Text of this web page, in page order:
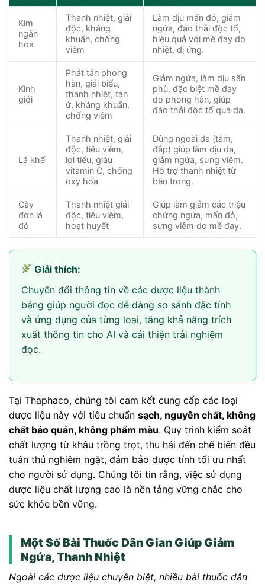
Kim
ngân
hoa
Thanh nhiệt, giải
độc, kháng
khuẩn, chống
viêm
Làm dịu mẩn đỏ, giảm
ngứa, đào thải độc tố,
hiệu quả với mề đay do
nhiệt, dị ứng.
Kinh
giới
Phát tán phong
hàn, giải biểu,
thanh nhiệt, tán
ứ, kháng khuẩn,
chống viêm
Giảm ngứa, làm dịu sẩn
phù, đặc biệt mề đay
do phong hàn, giúp
đào thải độc tố qua da.
Lá khế
Thanh nhiệt, giải
độc, tiêu viêm,
lợi tiểu, giàu
vitamin C, chống
oxy hóa
Dùng ngoài da (tắm,
đắp) giúp làm dịu da,
giảm ngứa, sưng viêm.
Hỗ trợ thanh nhiệt từ
bên trong.
Cây
đơn lá
đỏ
Thanh nhiệt giải
độc, tiêu viêm,
hoạt huyết
Giúp làm giảm các triệu
chứng ngứa, mẩn đỏ,
sưng viêm do mề đay.
Giải thích:
Chuyển đổi thông tin về các dược liệu thành
bảng giúp người đọc dễ dàng so sánh đặc tính
và ứng dụng của từng loại, tăng khả năng trích
xuất thông tin cho AI và cải thiện trải nghiệm
đọc.
Tại Thaphaco, chúng tôi cam kết cung cấp các loại
dược liệu này với tiêu chuẩn sạch, nguyên chất, không
chất bảo quản, không phẩm màu. Quy trình kiểm soát
chất lượng từ khâu trồng trọt, thu hái đến chế biến đều
tuân thủ nghiêm ngặt, đảm bảo dược tính tối ưu nhất
cho người sử dụng. Chúng tôi tin rằng, việc sử dụng
dược liệu chất lượng cao là nền tảng vững chắc cho
sức khỏe bền vững.
Một Số Bài Thuốc Dân Gian Giúp Giảm
Ngứa, Thanh Nhiệt
Ngoài các dược liệu chuyên biệt, nhiều bài thuốc dân